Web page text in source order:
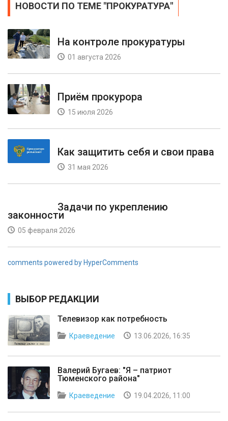
НОВОСТИ ПО ТЕМЕ "ПРОКУРАТУРА"
На контроле прокуратуры
01 августа 2026
Приём прокурора
15 июля 2026
Как защитить себя и свои права
31 мая 2026
Задачи по укреплению
законности
05 февраля 2026
comments powered by HyperComments
ВЫБОР РЕДАКЦИИ
Телевизор как потребность
Краеведение 13.06.2026, 16:35
Валерий Бугаев: "Я – патриот
Тюменского района"
Краеведение 19.04.2026, 11:00